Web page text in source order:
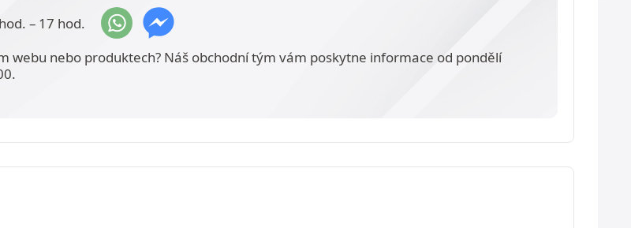
– 17 hod.
webu nebo produktech? Náš obchodní tým vám poskytne informace od pondělí